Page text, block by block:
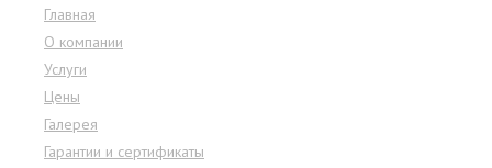
Главная
О компании
Услуги
Цены
Галерея
Гарантии и сертификаты